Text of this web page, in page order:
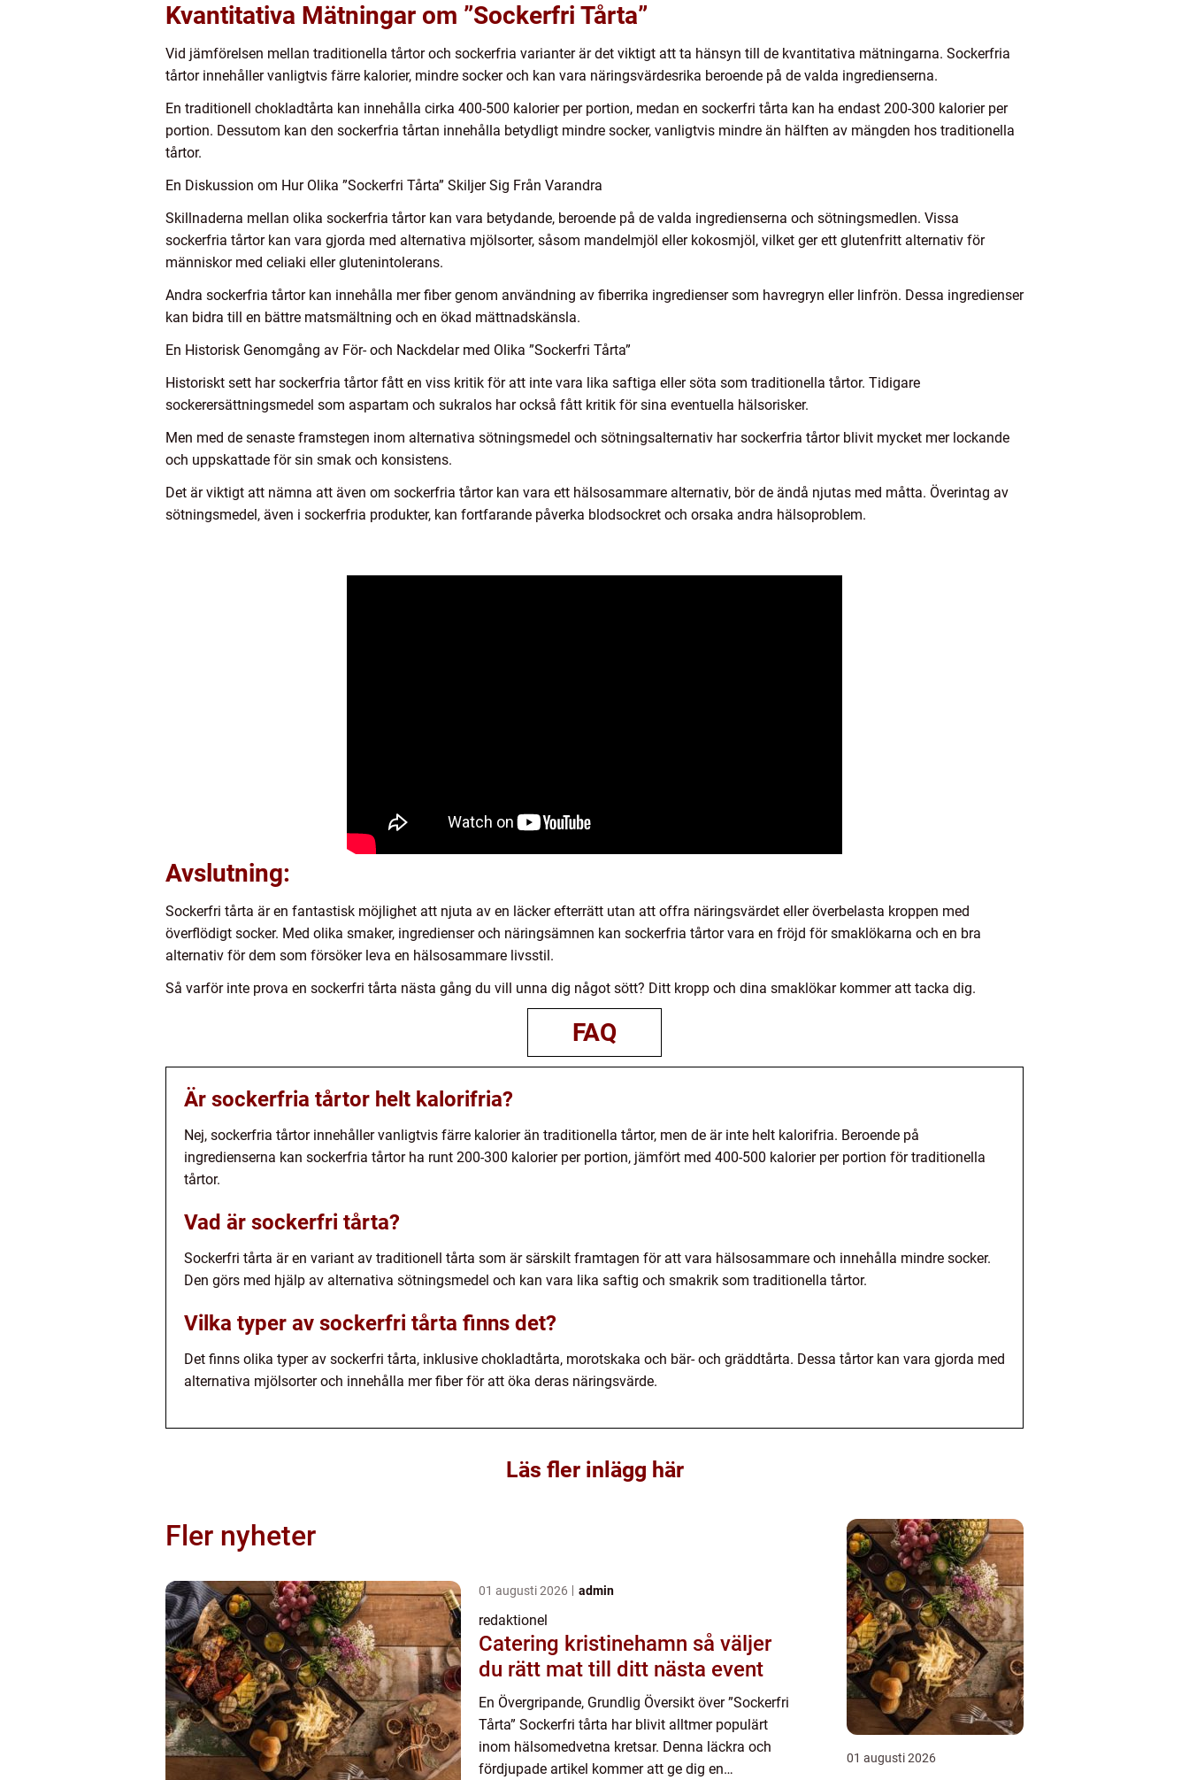
Kvantitativa Mätningar om ”Sockerfri Tårta”
Vid jämförelsen mellan traditionella tårtor och sockerfria varianter är det viktigt att ta hänsyn till de kvantitativa mätningarna. Sockerfria
tårtor innehåller vanligtvis färre kalorier, mindre socker och kan vara näringsvärdesrika beroende på de valda ingredienserna.
En traditionell chokladtårta kan innehålla cirka 400-500 kalorier per portion, medan en sockerfri tårta kan ha endast 200-300 kalorier per
portion. Dessutom kan den sockerfria tårtan innehålla betydligt mindre socker, vanligtvis mindre än hälften av mängden hos traditionella
tårtor.
En Diskussion om Hur Olika ”Sockerfri Tårta” Skiljer Sig Från Varandra
Skillnaderna mellan olika sockerfria tårtor kan vara betydande, beroende på de valda ingredienserna och sötningsmedlen. Vissa
sockerfria tårtor kan vara gjorda med alternativa mjölsorter, såsom mandelmjöl eller kokosmjöl, vilket ger ett glutenfritt alternativ för
människor med celiaki eller glutenintolerans.
Andra sockerfria tårtor kan innehålla mer fiber genom användning av fiberrika ingredienser som havregryn eller linfrön. Dessa ingredienser
kan bidra till en bättre matsmältning och en ökad mättnadskänsla.
En Historisk Genomgång av För- och Nackdelar med Olika ”Sockerfri Tårta”
Historiskt sett har sockerfria tårtor fått en viss kritik för att inte vara lika saftiga eller söta som traditionella tårtor. Tidigare
sockerersättningsmedel som aspartam och sukralos har också fått kritik för sina eventuella hälsorisker.
Men med de senaste framstegen inom alternativa sötningsmedel och sötningsalternativ har sockerfria tårtor blivit mycket mer lockande
och uppskattade för sin smak och konsistens.
Det är viktigt att nämna att även om sockerfria tårtor kan vara ett hälsosammare alternativ, bör de ändå njutas med måtta. Överintag av
sötningsmedel, även i sockerfria produkter, kan fortfarande påverka blodsockret och orsaka andra hälsoproblem.
Avslutning:
Sockerfri tårta är en fantastisk möjlighet att njuta av en läcker efterrätt utan att offra näringsvärdet eller överbelasta kroppen med
överflödigt socker. Med olika smaker, ingredienser och näringsämnen kan sockerfria tårtor vara en fröjd för smaklökarna och en bra
alternativ för dem som försöker leva en hälsosammare livsstil.
Så varför inte prova en sockerfri tårta nästa gång du vill unna dig något sött? Ditt kropp och dina smaklökar kommer att tacka dig.
FAQ
Är sockerfria tårtor helt kalorifria?
Nej, sockerfria tårtor innehåller vanligtvis färre kalorier än traditionella tårtor, men de är inte helt kalorifria. Beroende på
ingredienserna kan sockerfria tårtor ha runt 200-300 kalorier per portion, jämfört med 400-500 kalorier per portion för traditionella
tårtor.
Vad är sockerfri tårta?
Sockerfri tårta är en variant av traditionell tårta som är särskilt framtagen för att vara hälsosammare och innehålla mindre socker.
Den görs med hjälp av alternativa sötningsmedel och kan vara lika saftig och smakrik som traditionella tårtor.
Vilka typer av sockerfri tårta finns det?
Det finns olika typer av sockerfri tårta, inklusive chokladtårta, morotskaka och bär- och gräddtårta. Dessa tårtor kan vara gjorda med
alternativa mjölsorter och innehålla mer fiber för att öka deras näringsvärde.
Läs fler inlägg här
Fler nyheter
01 augusti 2026 admin
redaktionel
Catering kristinehamn så väljer
du rätt mat till ditt nästa event
En Övergripande, Grundlig Översikt över ”Sockerfri
Tårta” Sockerfri tårta har blivit alltmer populärt
inom hälsomedvetna kretsar. Denna läckra och
fördjupade artikel kommer att ge dig en
01 augusti 2026